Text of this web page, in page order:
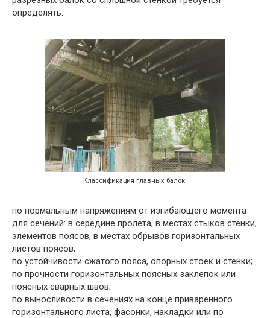
определять:
Классификация главных балок.
по нормальным напряжениям от изгибающего момента
для сечений: в середине пролета, в местах стыков стенки,
элементов поясов, в местах обрывов горизонтальных
листов поясов;
по устойчивости сжатого пояса, опорных стоек и стенки;
по прочности горизонтальных поясных заклепок или
поясных сварных швов;
по выносливости в сечениях на конце приваренного
горизонтального листа, фасонки, накладки или по